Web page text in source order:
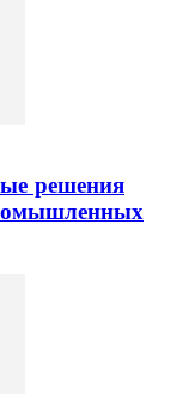
решения